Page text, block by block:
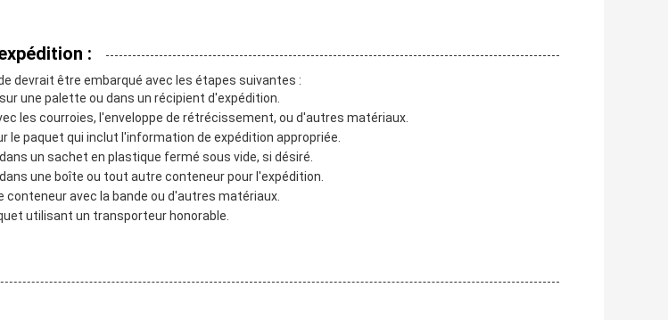
:
devrait être embarqué avec les étapes suivantes :
une palette ou dans un récipient d'expédition.
les courroies, l'enveloppe de rétrécissement, ou d'autres matériaux.
le paquet qui inclut l'information de expédition appropriée.
un sachet en plastique fermé sous vide, si désiré.
une boîte ou tout autre conteneur pour l'expédition.
conteneur avec la bande ou d'autres matériaux.
utilisant un transporteur honorable.